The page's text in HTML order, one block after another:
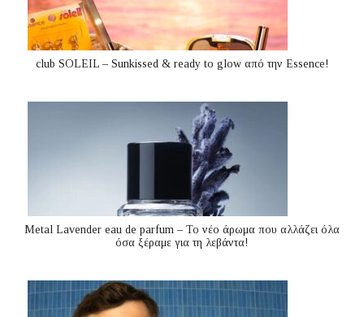
club SOLEIL – Sunkissed & ready to glow από την Essence!
Metal Lavender eau de parfum – Το νέο άρωμα που αλλάζει όλα
όσα ξέραμε για τη λεβάντα!